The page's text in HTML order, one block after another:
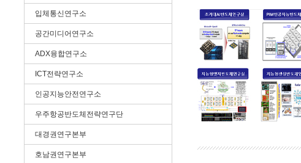
입체통신연구소
공간미디어연구소
ADX융합연구소
ICT전략연구소
인공지능안전연구소
우주항공반도체전략연구단
대경권연구본부
호남권연구본부